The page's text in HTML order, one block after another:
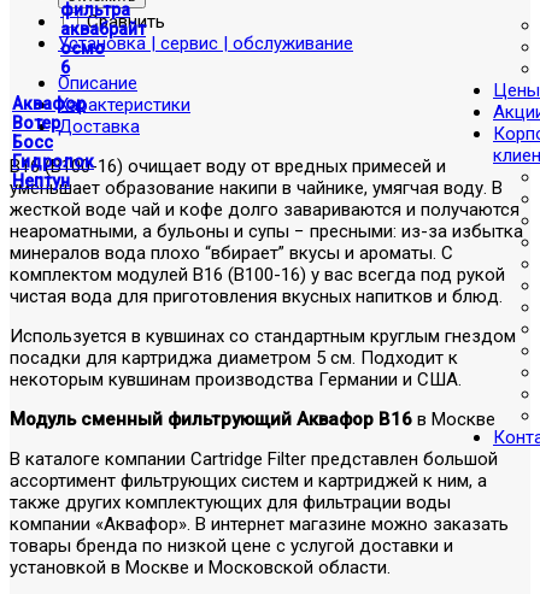
фильтра
аквабрайт
осмо
6
Аквафор
Вотер
Босс
Гидролок
Нептун
Цены
Сравнить
Установка | сервис | обслуживание
Описание
Характеристики
Доставка
В16 (В100-16) очищает воду от вредных примесей и
уменьшает образование накипи в чайнике, умягчая воду. В
жесткой воде чай и кофе долго завариваются и получаются
неароматными, а бульоны и супы − пресными: из-за избытка
минералов вода плохо “вбирает” вкусы и ароматы. С
комплектом модулей В16 (В100-16) у вас всегда под рукой
чистая вода для приготовления вкусных напитков и блюд.
Используется в кувшинах со стандартным круглым гнездом
посадки для картриджа диаметром 5 см. Подходит к
некоторым кувшинам производства Германии и США.
Модуль сменный фильтрующий Аквафор В16 в Москве
В каталоге компании Cartridge Filter представлен большой
ассортимент фильтрующих систем и картриджей к ним, а
также других комплектующих для фильтрации воды
компании «Аквафор». В интернет магазине можно заказать
товары бренда по низкой цене с услугой доставки и
установкой в Москве и Московской области.